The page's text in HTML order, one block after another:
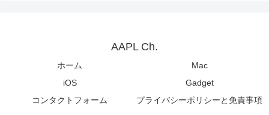
AAPL Ch.
ホーム
Mac
iOS
Gadget
コンタクトフォーム
プライバシーポリシーと免責事項